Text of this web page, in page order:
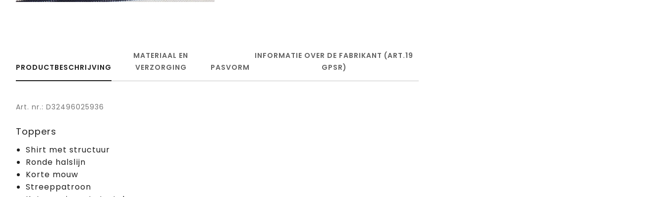
PRODUCTBESCHRIJVING
MATERIAAL EN
VERZORGING
PASVORM
INFORMATIE OVER DE FABRIKANT (ART.19
GPSR)
Art. nr.: D32496025936
Toppers
Shirt met structuur
Ronde halslijn
Korte mouw
Streeppatroon